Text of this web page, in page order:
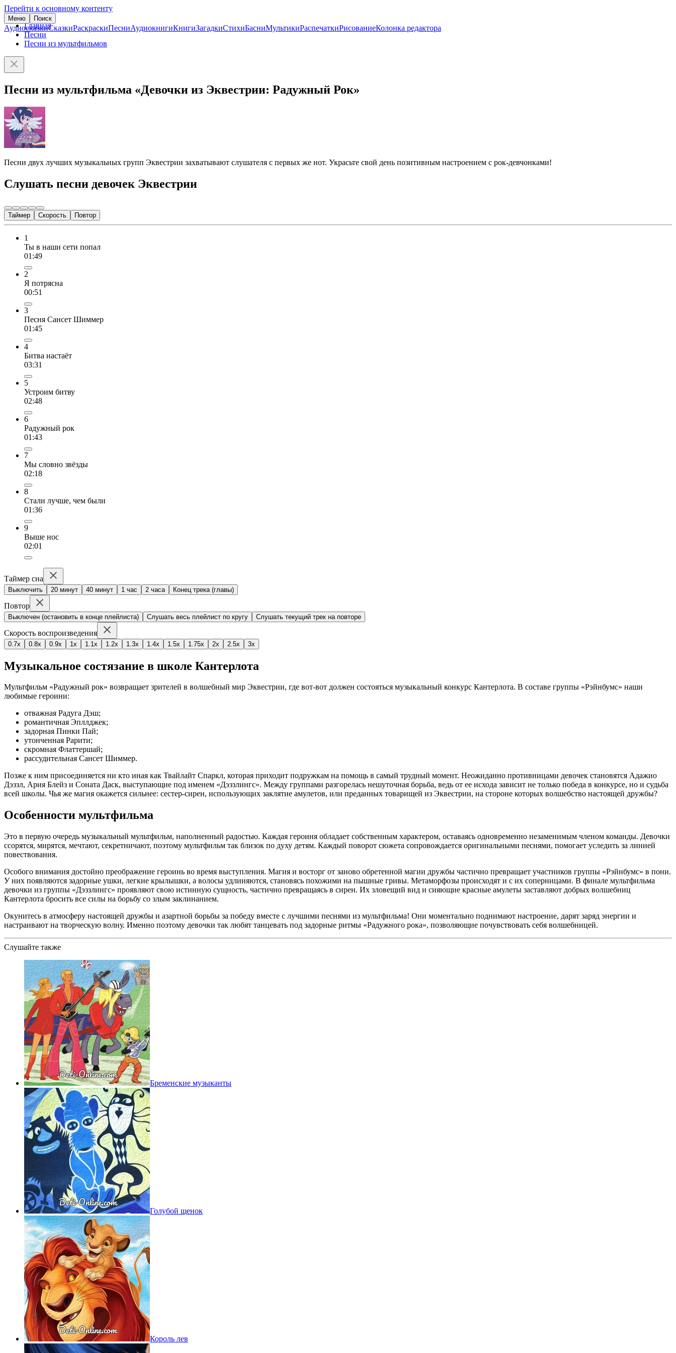
Перейти к основному контенту
Меню Поиск
АудиосказкиСказкиРаскраскиПесниАудиокнигиКнигиЗагадкиСтихиБасниМультикиРаспечаткиРисованиеКолонка редактора
Главная
Песни
Песни из мультфильмов
Песни из мультфильма «Девочки из Эквестрии: Радужный Рок»
Песни двух лучших музыкальных групп Эквестрии захватывают слушателя с первых же нот. Украсьте свой день позитивным настроением с рок-девчонками!
Слушать песни девочек Эквестрии
Таймер Скорость Повтор
1
Ты в наши сети попал
01:49
2
Я потрясна
00:51
3
Песня Сансет Шиммер
01:45
4
Битва настаёт
03:31
5
Устроим битву
02:48
6
Радужный рок
01:43
7
Мы словно звёзды
02:18
8
Стали лучше, чем были
01:36
9
Выше нос
02:01
Таймер сна
Выключить 20 минут 40 минут 1 час 2 часа Конец трека (главы)
Повтор
Выключен (остановить в конце плейлиста) Слушать весь плейлист по кругу Слушать текущий трек на повторе
Скорость воспроизведения
0.7x 0.8x 0.9x 1x 1.1x 1.2x 1.3x 1.4x 1.5x 1.75x 2x 2.5x 3x
Музыкальное состязание в школе Кантерлота
Мультфильм «Радужный рок» возвращает зрителей в волшебный мир Эквестрии, где вот-вот должен состояться музыкальный конкурс Кантерлота. В составе группы «Рэйнбумс» наши
любимые героини:
отважная Радуга Дэш;
романтичная Эпллджек;
задорная Пинки Пай;
утонченная Рарити;
скромная Флаттершай;
рассудительная Сансет Шиммер.
Позже к ним присоединяется ни кто иная как Твайлайт Спаркл, которая приходит подружкам на помощь в самый трудный момент. Неожиданно противницами девочек становятся Адажио
Дэззл, Ария Блейз и Соната Даск, выступающие под именем «Дэззлингс». Между группами разгорелась нешуточная борьба, ведь от ее исхода зависит не только победа в конкурсе, но и судьба
всей школы. Чья же магия окажется сильнее: сестер-сирен, использующих заклятие амулетов, или преданных товарищей из Эквестрии, на стороне которых волшебство настоящей дружбы?
Особенности мультфильма
Это в первую очередь музыкальный мультфильм, наполненный радостью. Каждая героиня обладает собственным характером, оставаясь одновременно незаменимым членом команды. Девочки
ссорятся, мирятся, мечтают, секретничают, поэтому мультфильм так близок по духу детям. Каждый поворот сюжета сопровождается оригинальными песнями, помогает уследить за линией
повествования.
Особого внимания достойно преображение героинь во время выступления. Магия и восторг от заново обретенной магии дружбы частично превращает участников группы «Рэйнбумс» в пони.
У них появляются задорные ушки, легкие крылышки, а волосы удлиняются, становясь похожими на пышные гривы. Метаморфозы происходят и с их соперницами. В финале мультфильма
девочки из группы «Дэззлингс» проявляют свою истинную сущность, частично превращаясь в сирен. Их зловещий вид и сияющие красные амулеты заставляют добрых волшебниц
Кантерлота бросить все силы на борьбу со злым заклинанием.
Окунитесь в атмосферу настоящей дружбы и азартной борьбы за победу вместе с лучшими песнями из мультфильма! Они моментально поднимают настроение, дарят заряд энергии и
настраивают на творческую волну. Именно поэтому девочки так любят танцевать под задорные ритмы «Радужного рока», позволяющие почувствовать себя волшебницей.
Слушайте также
Бременские музыканты
Голубой щенок
Король лев